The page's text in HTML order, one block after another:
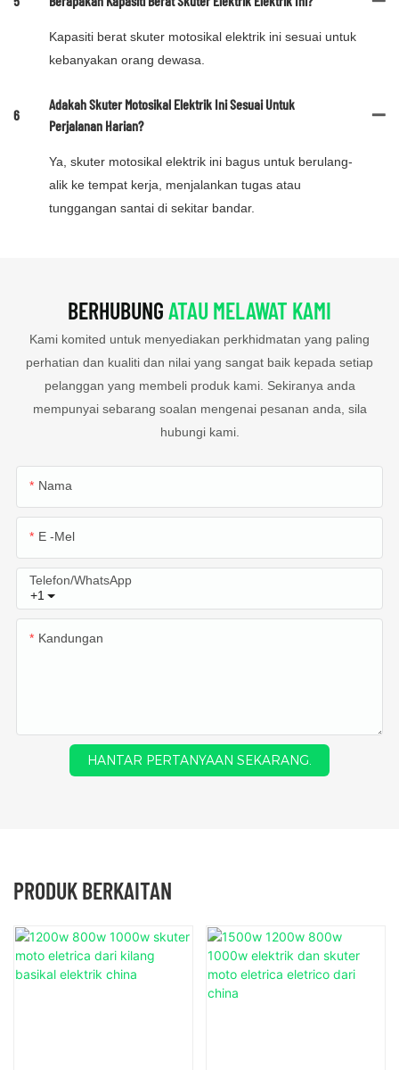
Kapasiti berat skuter motosikal elektrik ini sesuai untuk
kebanyakan orang dewasa.
6
Adakah Skuter Motosikal Elektrik Ini Sesuai Untuk
Perjalanan Harian?
Ya, skuter motosikal elektrik ini bagus untuk berulang-
alik ke tempat kerja, menjalankan tugas atau
tunggangan santai di sekitar bandar.
BERHUBUNGATAU MELAWAT KAMI
Kami komited untuk menyediakan perkhidmatan yang paling
perhatian dan kualiti dan nilai yang sangat baik kepada setiap
pelanggan yang membeli produk kami. Sekiranya anda
mempunyai sebarang soalan mengenai pesanan anda, sila
hubungi kami.
Nama
E -mel
+1
Telefon/WhatsApp
Kandungan
HANTAR PERTANYAAN SEKARANG.
PRODUK BERKAITAN